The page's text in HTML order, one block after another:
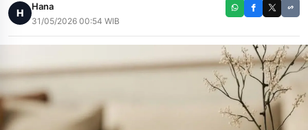
H
Hana
31/05/2026 00:54 WIB